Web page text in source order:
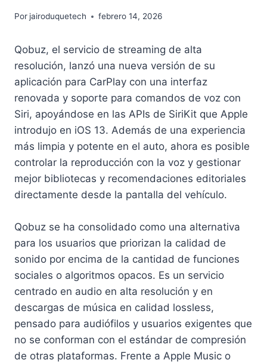
Por jairoduquetech febrero 14, 2026
Qobuz, el servicio de streaming de alta
resolución, lanzó una nueva versión de su
aplicación para CarPlay con una interfaz
renovada y soporte para comandos de voz con
Siri, apoyándose en las APIs de SiriKit que Apple
introdujo en iOS 13. Además de una experiencia
más limpia y potente en el auto, ahora es posible
controlar la reproducción con la voz y gestionar
mejor bibliotecas y recomendaciones editoriales
directamente desde la pantalla del vehículo.
Qobuz se ha consolidado como una alternativa
para los usuarios que priorizan la calidad de
sonido por encima de la cantidad de funciones
sociales o algoritmos opacos. Es un servicio
centrado en audio en alta resolución y en
descargas de música en calidad lossless,
pensado para audiófilos y usuarios exigentes que
no se conforman con el estándar de compresión
de otras plataformas. Frente a Apple Music o